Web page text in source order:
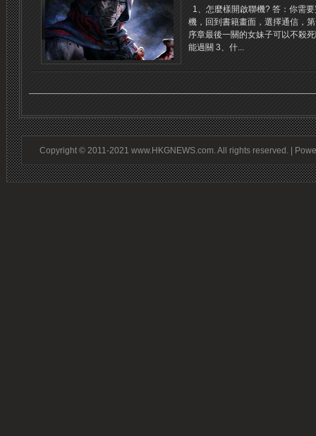
1、怎麼樣開啟聯機? 答：你需
機，回到書籍畫面，選擇通信，
序章最後一關的女妹子可以不殺
能過關 3、什...
Copyright © 2011-2021 www.HKGNEWS.com. All rights reserved. |